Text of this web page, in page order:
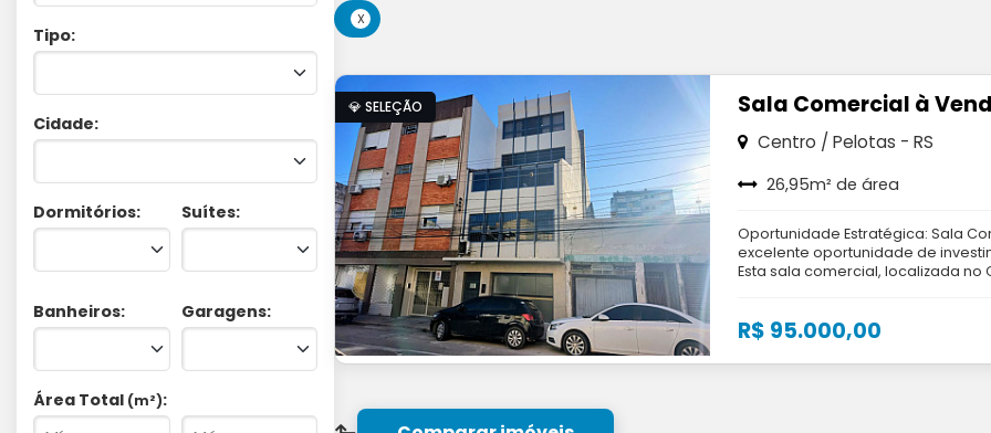
Tipo:
Cidade:
Dormitórios: Suítes:
Banheiros: Garagens:
Área Total (m²):
X
💎 SELEÇÃO Sala Comercial à
Centro / Pelotas - RS
26,95m² de área
Oportunidade Estratégica: Sala
excelente oportunidade de
Esta sala comercial, localizada no
Imóvel Situada no 5º andar, a
uma área privativa de 26,95 m² e
principal e um lavabo privativo. A
R$ 95.000,00